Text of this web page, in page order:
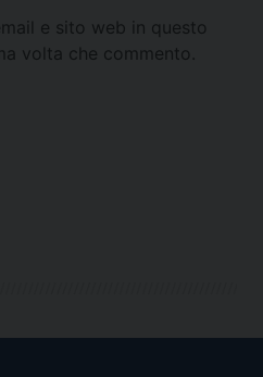
e sito web in questo
volta che commento.